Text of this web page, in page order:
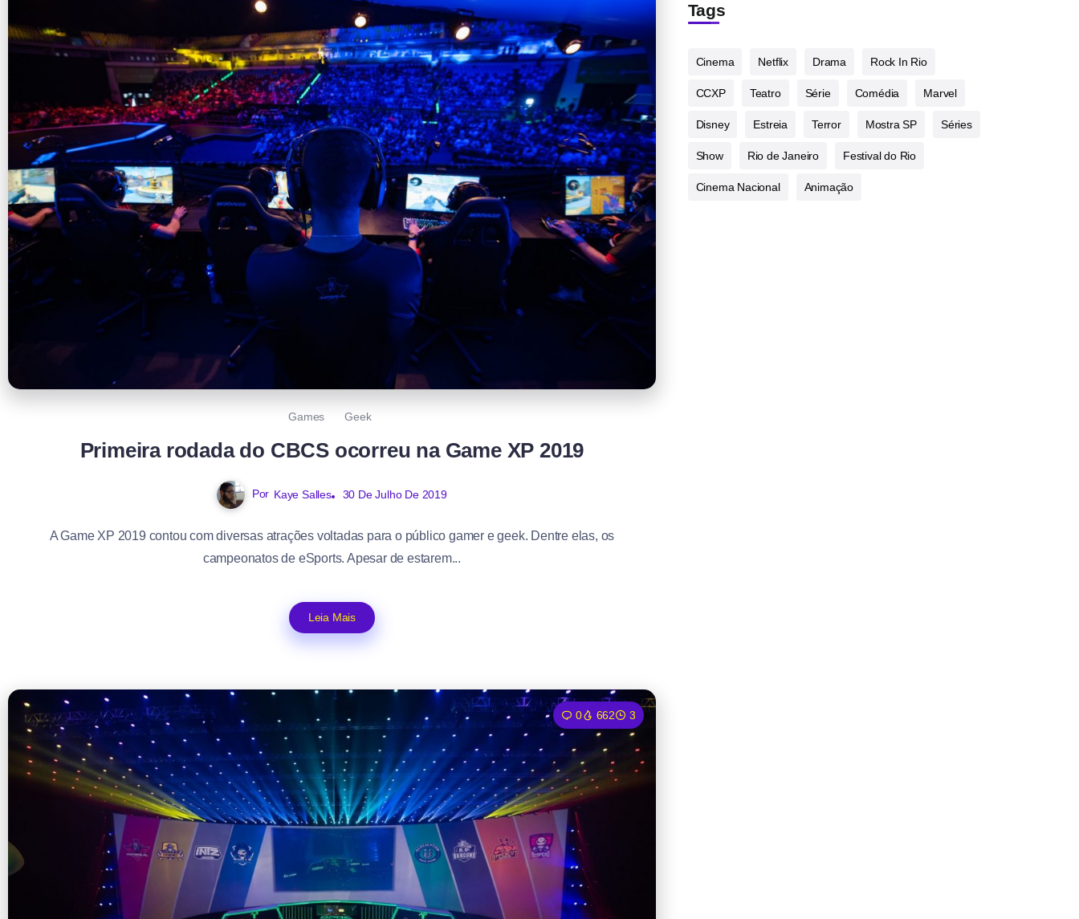
Games Geek
Primeira rodada do CBCS ocorreu na Game XP 2019
Por Kaye Salles 30 De Julho De 2019
A Game XP 2019 contou com diversas atrações voltadas para o público gamer e geek. Dentre elas, os
campeonatos de eSports. Apesar de estarem...
Leia Mais
0 662 3
Tags
Cinema Netflix Drama Rock In Rio
CCXP Teatro Série Comédia Marvel
Disney Estreia Terror Mostra SP Séries
Show Rio de Janeiro Festival do Rio
Cinema Nacional Animação